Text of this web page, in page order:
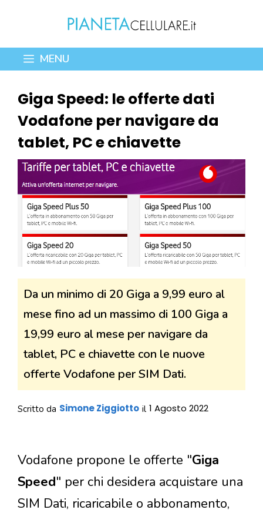
contenuto
MENU
Giga Speed: le offerte dati
Vodafone per navigare da
tablet, PC e chiavette
Da un minimo di 20 Giga a 9,99 euro al
mese fino ad un massimo di 100 Giga a
19,99 euro al mese per navigare da
tablet, PC e chiavette con le nuove
offerte Vodafone per SIM Dati.
Scritto da Simone Ziggiotto il 1 Agosto 2022
Vodafone propone le offerte "Giga
Speed" per chi desidera acquistare una
SIM Dati, ricaricabile o abbonamento,